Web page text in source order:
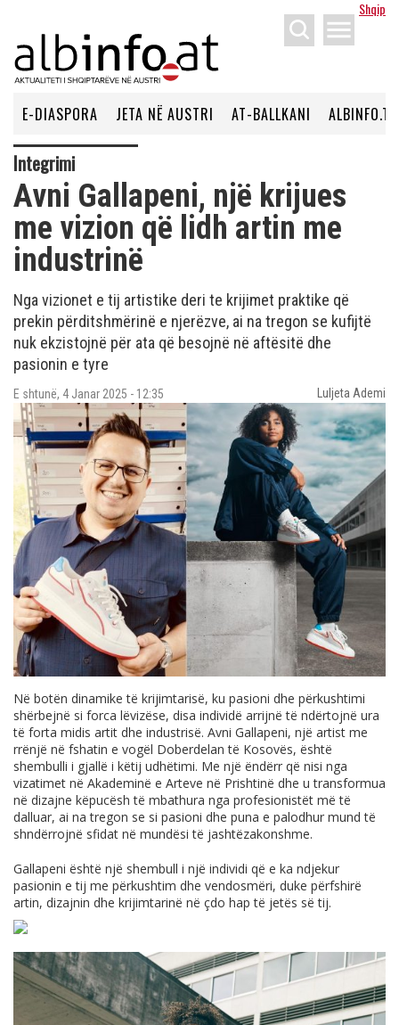
Shqip
menu
E-DIASPORA JETA NË AUSTRI AT-BALLKANI ALBINFO.TV
Integrimi
Avni Gallapeni, një krijues
me vizion që lidh artin me
industrinë
Nga vizionet e tij artistike deri te krijimet praktike që
prekin përditshmërinë e njerëzve, ai na tregon se kufijtë
nuk ekzistojnë për ata që besojnë në aftësitë dhe
pasionin e tyre
E shtunë, 4 Janar 2025 - 12:35 Luljeta Ademi
Në botën dinamike të krijimtarisë, ku pasioni dhe përkushtimi
shërbejnë si forca lëvizëse, disa individë arrijnë të ndërtojnë ura
të forta midis artit dhe industrisë. Avni Gallapeni, një artist me
rrënjë në fshatin e vogël Doberdelan të Kosovës, është
shembulli i gjallë i këtij udhëtimi. Me një ëndërr që nisi nga
vizatimet në Akademinë e Arteve në Prishtinë dhe u transformua
në dizajne këpucësh të mbathura nga profesionistët më të
dalluar, ai na tregon se si pasioni dhe puna e palodhur mund të
shndërrojnë sfidat në mundësi të jashtëzakonshme.
Gallapeni është një shembull i një individi që e ka ndjekur
pasionin e tij me përkushtim dhe vendosmëri, duke përfshirë
artin, dizajnin dhe krijimtarinë në çdo hap të jetës së tij.